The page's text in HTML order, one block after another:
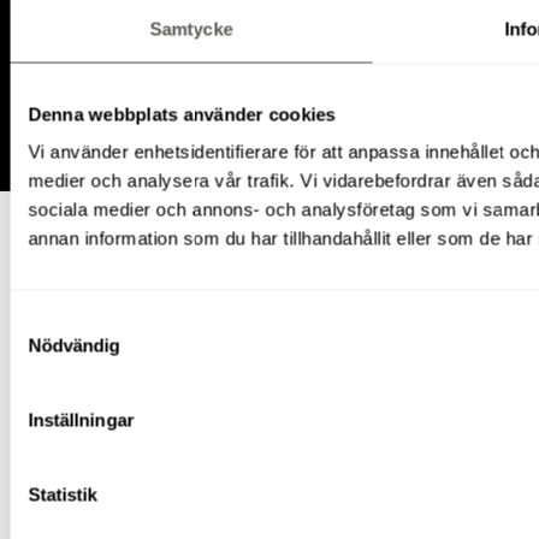
Samtycke
Denna webbplats använder cookies
Vi använder enhetsidentifierare för att anpassa innehållet
medier och analysera vår trafik. Vi vidarebefordrar även
sociala medier och annons- och analysföretag som vi
annan information som du har tillhandahållit eller som de
Nödvändig
Inställningar
Statistik
© 2026 Ripskogs Lift & Maskinuthyrning